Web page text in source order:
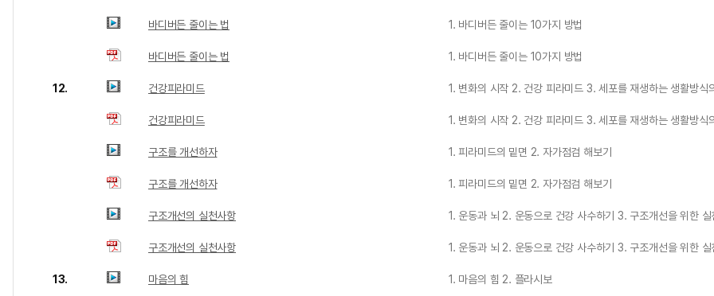
바디버든 줄이는 법 1. 바디버든 줄이는 10가지 방법
바디버든 줄이는 법 1. 바디버든 줄이는 10가지 방법
12. 건강피라미드 1. 변화의 시작 2. 건강 피라미드 3. 세포를 재생하는 생활방식
건강피라미드 1. 변화의 시작 2. 건강 피라미드 3. 세포를 재생하는 생활방식
구조를 개선하자 1. 피라미드의 밑면 2. 자가점검 해보기
구조를 개선하자 1. 피라미드의 밑면 2. 자가점검 해보기
구조개선의 실천사항 1. 운동과 뇌 2. 운동으로 건강 사수하기 3. 구조개선을 위한 실
구조개선의 실천사항 1. 운동과 뇌 2. 운동으로 건강 사수하기 3. 구조개선을 위한 실
13. 마음의 힘 1. 마음의 힘 2. 플라시보